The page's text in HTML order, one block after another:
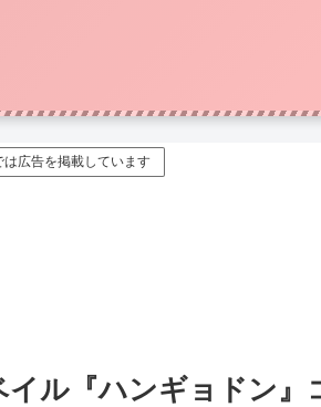
広告を掲載しています
イル『ハンギョドン』